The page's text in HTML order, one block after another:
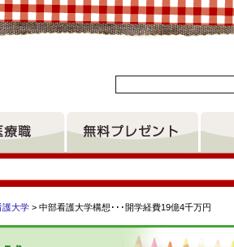
大学 愛媛大学 石巻赤十字看護専門学校
護大学 > 中部看護大学構想･･･開学経費19億4千万円